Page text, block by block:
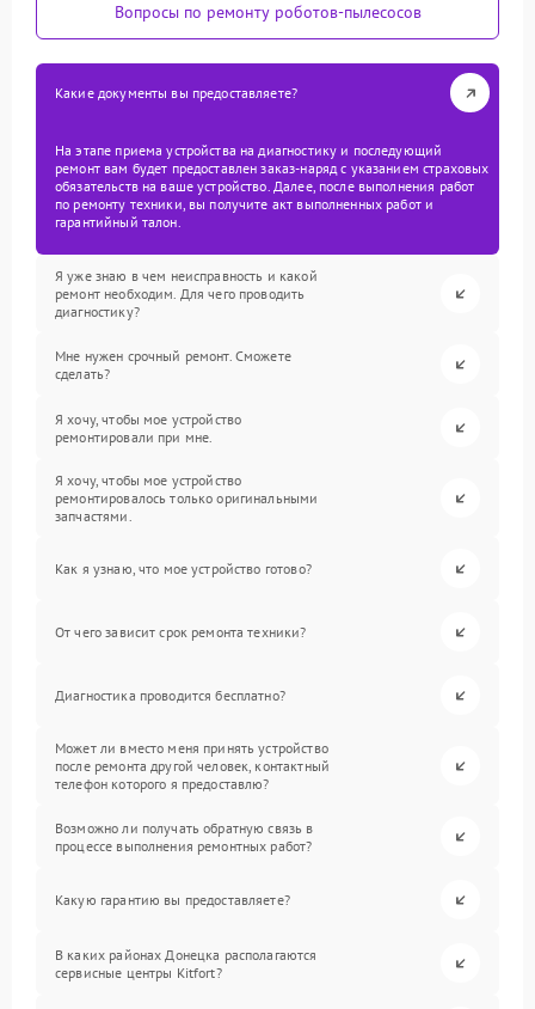
Вопросы по ремонту роботов-пылесосов
Какие документы вы предоставляете?
На этапе приема устройства на диагностику и последующий
ремонт вам будет предоставлен заказ-наряд с указанием страховых
обязательств на ваше устройство. Далее, после выполнения работ
по ремонту техники, вы получите акт выполненных работ и
гарантийный талон.
Я уже знаю в чем неисправность и какой
ремонт необходим. Для чего проводить
диагностику?
Мне нужен срочный ремонт. Сможете
сделать?
Я хочу, чтобы мое устройство
ремонтировали при мне.
Я хочу, чтобы мое устройство
ремонтировалось только оригинальными
запчастями.
Как я узнаю, что мое устройство готово?
От чего зависит срок ремонта техники?
Диагностика проводится бесплатно?
Может ли вместо меня принять устройство
после ремонта другой человек, контактный
телефон которого я предоставлю?
Возможно ли получать обратную связь в
процессе выполнения ремонтных работ?
Какую гарантию вы предоставляете?
В каких районах Донецка располагаются
сервисные центры Kitfort?